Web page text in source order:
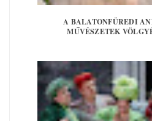
A BALATONFÜREDI
MŰVÉSZETEK